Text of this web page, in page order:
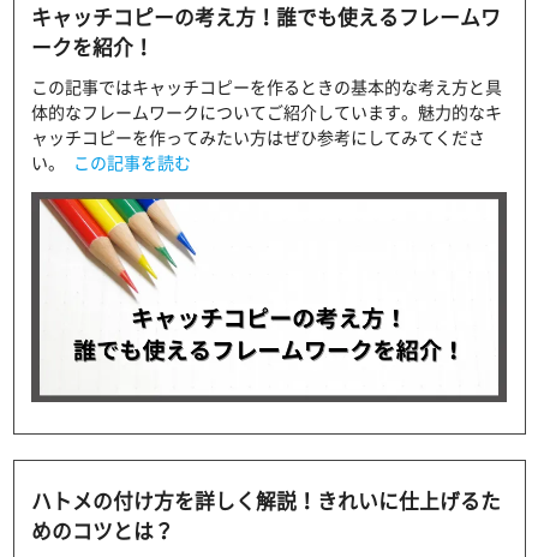
キャッチコピーの考え方！誰でも使えるフレームワ
ークを紹介！
この記事ではキャッチコピーを作るときの基本的な考え方と具
体的なフレームワークについてご紹介しています。魅力的なキ
ャッチコピーを作ってみたい方はぜひ参考にしてみてくださ
い。
この記事を読む
ハトメの付け方を詳しく解説！きれいに仕上げるた
めのコツとは？